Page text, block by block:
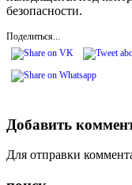
безопасности.
Поделиться...
Добавить
Для отправки